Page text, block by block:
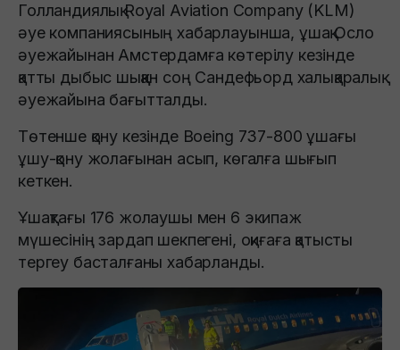
Голландиялық Royal Aviation Company (KLM)
әуе компаниясының хабарлауынша, ұшақ Осло
әуежайынан Амстердамға көтерілу кезінде
қатты дыбыс шыққан соң Сандефьорд халықаралық
әуежайына бағытталды.
Төтенше қону кезінде Boeing 737-800 ұшағы
ұшу-қону жолағынан асып, көгалға шығып
кеткен.
Ұшақтағы 176 жолаушы мен 6 экипаж
мүшесінің зардап шекпегені, оқиғаға қатысты
тергеу басталғаны хабарланды.